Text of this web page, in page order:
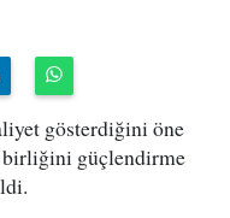
gösterdiğini öne
birliğini güçlendirme